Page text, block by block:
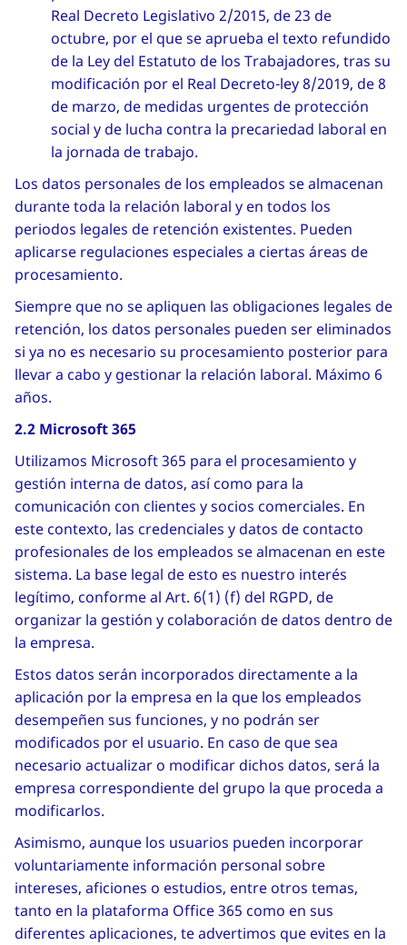
Real Decreto Legislativo 2/2015, de 23 de
octubre, por el que se aprueba el texto refundido
de la Ley del Estatuto de los Trabajadores, tras su
modificación por el Real Decreto-ley 8/2019, de 8
de marzo, de medidas urgentes de protección
social y de lucha contra la precariedad laboral en
la jornada de trabajo.
Los datos personales de los empleados se almacenan
durante toda la relación laboral y en todos los
periodos legales de retención existentes. Pueden
aplicarse regulaciones especiales a ciertas áreas de
procesamiento.
Siempre que no se apliquen las obligaciones legales de
retención, los datos personales pueden ser eliminados
si ya no es necesario su procesamiento posterior para
llevar a cabo y gestionar la relación laboral. Máximo 6
años.
2.2 Microsoft 365
Utilizamos Microsoft 365 para el procesamiento y
gestión interna de datos, así como para la
comunicación con clientes y socios comerciales. En
este contexto, las credenciales y datos de contacto
profesionales de los empleados se almacenan en este
sistema. La base legal de esto es nuestro interés
legítimo, conforme al Art. 6(1) (f) del RGPD, de
organizar la gestión y colaboración de datos dentro de
la empresa.
Estos datos serán incorporados directamente a la
aplicación por la empresa en la que los empleados
desempeñen sus funciones, y no podrán ser
modificados por el usuario. En caso de que sea
necesario actualizar o modificar dichos datos, será la
empresa correspondiente del grupo la que proceda a
modificarlos.
Asimismo, aunque los usuarios pueden incorporar
voluntariamente información personal sobre
intereses, aficiones o estudios, entre otros temas,
tanto en la plataforma Office 365 como en sus
diferentes aplicaciones, te advertimos que evites en la